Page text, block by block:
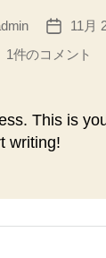
投
稿
11月
Hello
1件のコメント
This is
writing!